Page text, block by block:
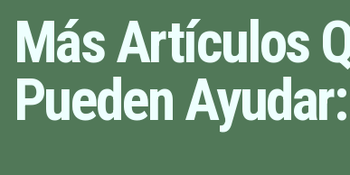
Más Artículos
Pueden Ayudar: